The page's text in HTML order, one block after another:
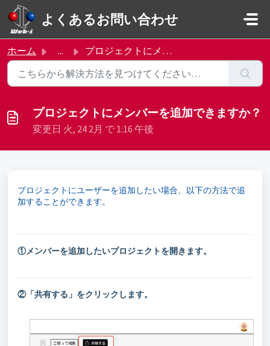
メインコンテンツに移動
よくあるお問い合わせ
ホーム ... プロジェクトにメンバーを追加できますか？
プロジェクトにメンバーを追加できますか？
変更日 火, 24 2月 で 1:16 午後
プロジェクトにユーザーを追加したい場合、以下の方法で追
加することができます。
①メンバーを追加したいプロジェクトを開きます。
②「共有する」をクリックします。